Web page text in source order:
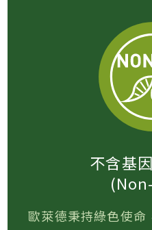
不含基
歐萊德秉持綠色使